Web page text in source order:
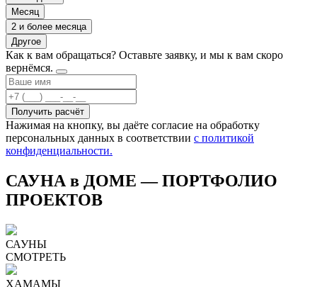
Месяц
2 и более месяца
Другое
Как к вам обращаться? Оставьте заявку, и мы к вам скоро
вернёмся.
Получить расчёт
Нажимая на кнопку, вы даёте согласие на обработку
персональных данных в соответствии с политикой
конфиденциальности.
САУНА в ДОМЕ — ПОРТФОЛИО
ПРОЕКТОВ
САУНЫ
СМОТРЕТЬ
ХАМАМЫ